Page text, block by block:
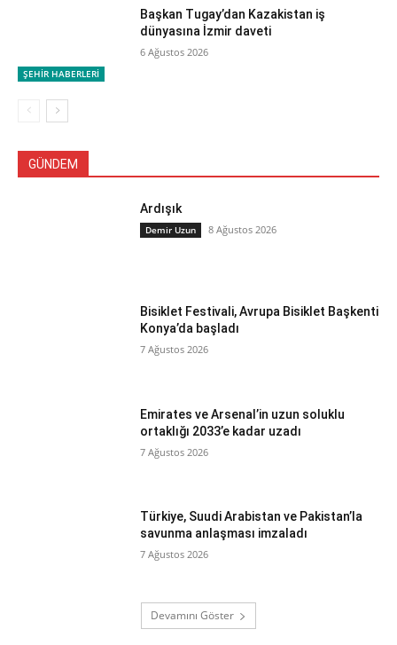
ŞEHİR HABERLERİ
Başkan Tugay’dan Kazakistan iş
dünyasına İzmir daveti
6 Ağustos 2026
GÜNDEM
Ardışık
Demir Uzun 8 Ağustos 2026
Bisiklet Festivali, Avrupa Bisiklet Başkenti
Konya’da başladı
7 Ağustos 2026
Emirates ve Arsenal’in uzun soluklu
ortaklığı 2033’e kadar uzadı
7 Ağustos 2026
Türkiye, Suudi Arabistan ve Pakistan’la
savunma anlaşması imzaladı
7 Ağustos 2026
Devamını Göster